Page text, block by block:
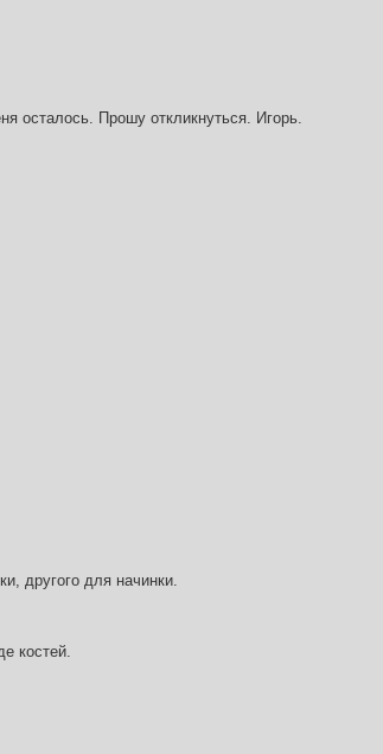
осталось. Прошу откликнуться. Игорь.
другого для начинки.
костей.